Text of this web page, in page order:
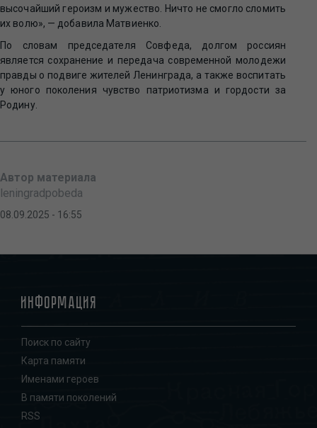
высочайший героизм и мужество. Ничто не смогло сломить
их волю», — добавила Матвиенко.
По словам председателя Совфеда, долгом россиян
является сохранение и передача современной молодежи
правды о подвиге жителей Ленинграда, а также воспитать
у юного поколения чувство патриотизма и гордости за
Родину.
Автор материала
leningradpobeda
08.09.2025 - 16:55
Информация
Поиск по сайту
Карта памяти
Именами героев
В памяти поколений
RSS